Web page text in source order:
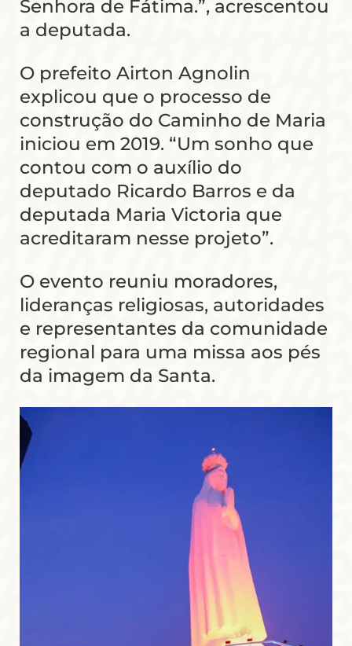
Senhora de Fátima.”, acrescentou
a deputada.
O prefeito Airton Agnolin
explicou que o processo de
construção do Caminho de Maria
iniciou em 2019. “Um sonho que
contou com o auxílio do
deputado Ricardo Barros e da
deputada Maria Victoria que
acreditaram nesse projeto”.
O evento reuniu moradores,
lideranças religiosas, autoridades
e representantes da comunidade
regional para uma missa aos pés
da imagem da Santa.